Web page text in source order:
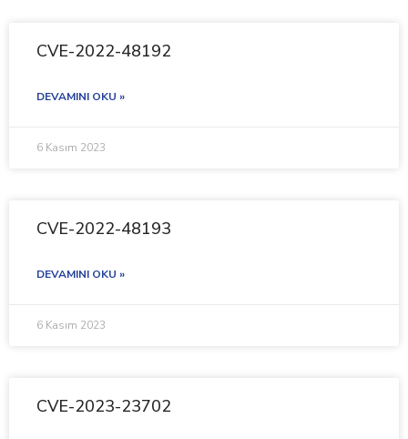
CVE-2022-48192
DEVAMINI OKU »
6 Kasım 2023
CVE-2022-48193
DEVAMINI OKU »
6 Kasım 2023
CVE-2023-23702